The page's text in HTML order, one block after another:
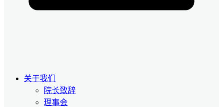
关于我们
院长致辞
理事会